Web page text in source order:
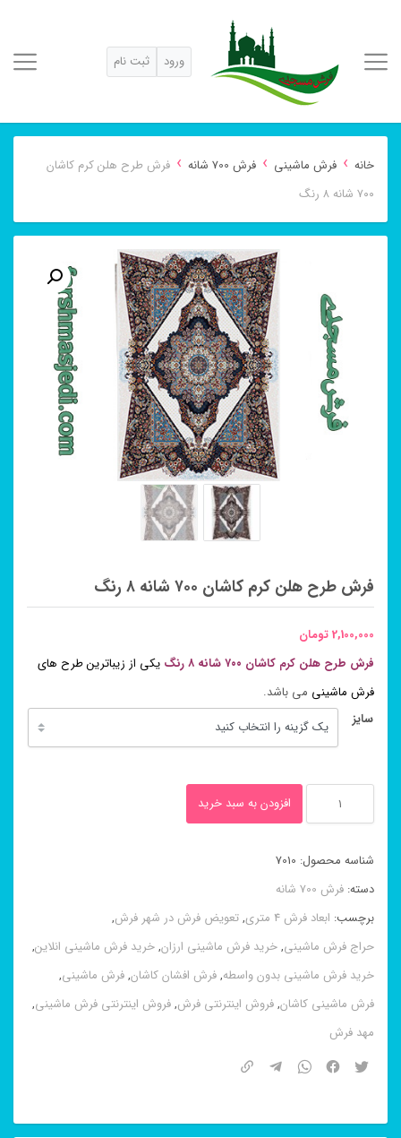
ورود ثبت نام
خانه › فرش ماشینی › فرش 700 شانه › فرش طرح هلن کرم کاشان
۷۰۰ شانه ۸ رنگ
فرش طرح هلن کرم کاشان ۷۰۰ شانه ۸ رنگ
2,100,000تومان
فرش طرح هلن کرم کاشان ۷۰۰ شانه ۸ رنگ
یکی از زیباترین طرح های
فرش ماشینی می باشد.
سایز
طرح
هلن
کرم
کاشان
۷۰۰
شانه
۸
رنگ
افزودن به سبد خرید
شناسه محصول: 7010
دسته: فرش 700 شانه
برچسب: ابعاد فرش 4 متری ,تعویض فرش در شهر فرش,
حراج فرش ماشینی,خرید فرش ماشینی ارزان,خرید فرش ماشینی انلاین,
خرید فرش ماشینی بدون واسطه,فرش افشان کاشان,فرش ماشینی,
فرش ماشینی کاشان,فروش اینترنتی فرش,فروش اینترنتی فرش ماشینی,
مهد فرش